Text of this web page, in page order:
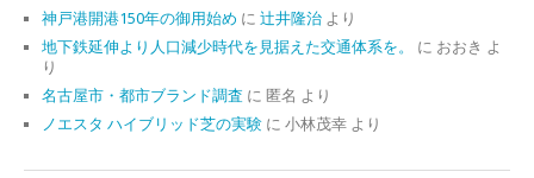
神戸港開港150年の御用始め に 辻井隆治 より
地下鉄延伸より人口減少時代を見据えた交通体系を。
に おおき よ
り
名古屋市・都市ブランド調査 に 匿名 より
ノエスタ ハイブリッド芝の実験 に 小林茂幸 より